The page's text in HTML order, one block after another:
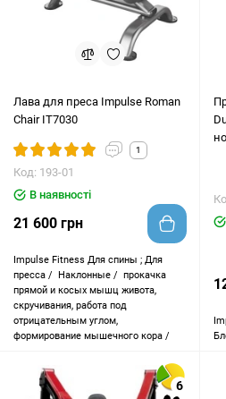
Лава для преса Impulse Roman
Chair IT7030
1
Код: 193-01
В наявності
21 600 грн
Impulse Fitness Для спины ; Для
пресса /
Наклонные / прокачка
прямой и косых мышц живота,
скручивания, работа под
отрицательным углом,
формирование мышечного кора /
6